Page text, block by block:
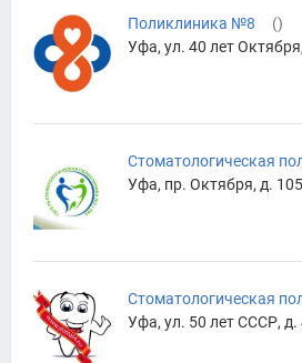
Поликлиника №8 ()
Уфа, ул. 40 лет
Стоматологическая
Уфа, пр. Октября, д.
Стоматологическая
Уфа, ул. 50 лет СССР, д.